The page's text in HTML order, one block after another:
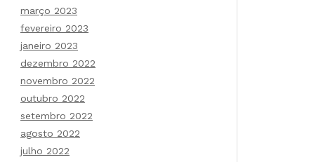
março 2023
fevereiro 2023
janeiro 2023
dezembro 2022
novembro 2022
outubro 2022
setembro 2022
agosto 2022
julho 2022